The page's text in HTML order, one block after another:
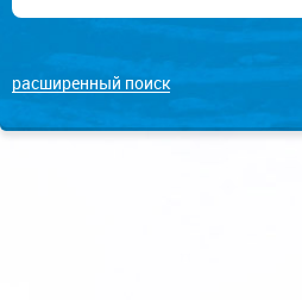
расширенный поиск